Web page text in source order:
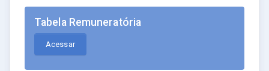
Tabela Remuneratória
Acessar